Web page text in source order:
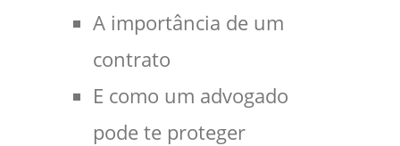
A importância de um
contrato
E como um advogado
pode te proteger